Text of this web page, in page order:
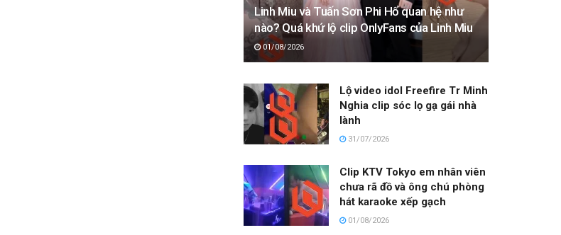
Linh Miu và Tuấn Sơn Phi Hổ quan hệ như
nào? Quá khứ lộ clip OnlyFans của Linh Miu
01/08/2026
Lộ video idol Freefire Tr Minh
Nghia clip sóc lọ gạ gái nhà
lành
31/07/2026
Clip KTV Tokyo em nhân viên
chưa rã đồ và ông chú phòng
hát karaoke xếp gạch
01/08/2026